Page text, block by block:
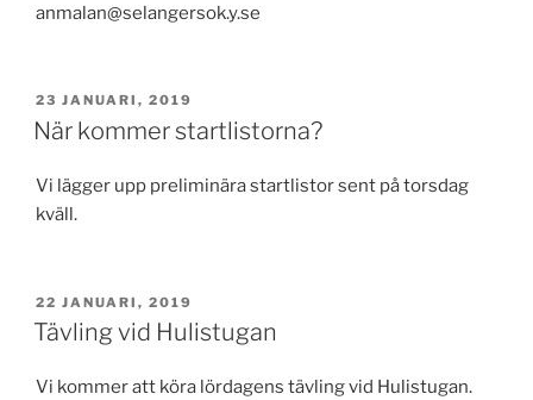
anmalan@selangersok.y.se
PUBLICERAT
23 JANUARI, 2019
När kommer startlistorna?
Vi lägger upp preliminära startlistor sent på torsdag
kväll.
PUBLICERAT
22 JANUARI, 2019
Tävling vid Hulistugan
Vi kommer att köra lördagens tävling vid Hulistugan.